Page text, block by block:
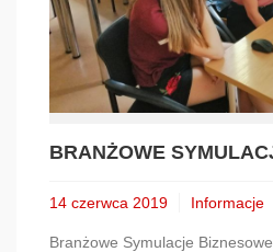
BRANŻOWE
14 czerwca 2019 Informacje
Branżowe Symulacje